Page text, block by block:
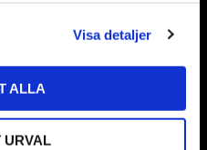
Visa detaljer
ALLA
URVALmed vår